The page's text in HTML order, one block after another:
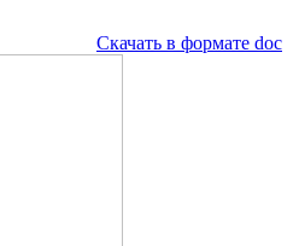
Скачать в формате doc